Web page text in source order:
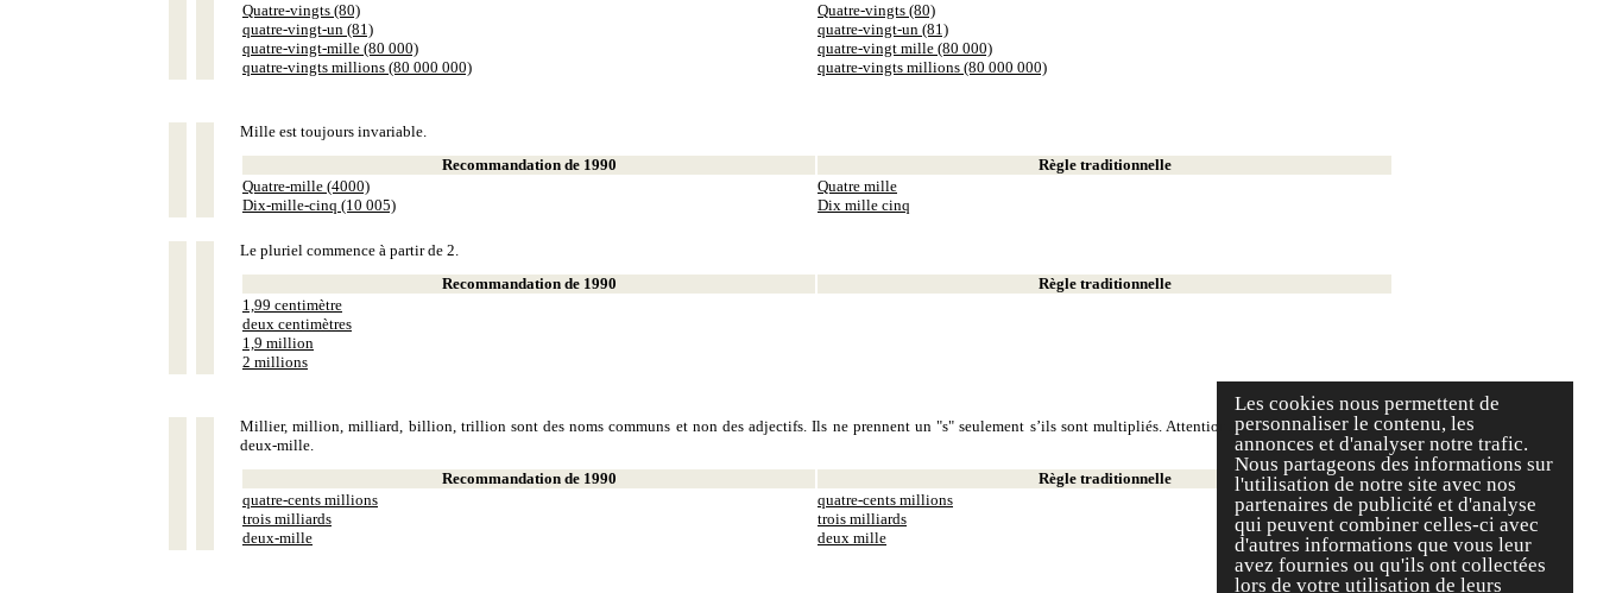
Les cookies nous permettent de
personnaliser le contenu, les
annonces et d'analyser notre trafic.
Nous partageons des informations sur
l'utilisation de notre site avec nos
partenaires de publicité et d'analyse
qui peuvent combiner celles-ci avec
d'autres informations que vous leur
avez fournies ou qu'ils ont collectées
lors de votre utilisation de leurs
Quatre-vingts (80)
quatre-vingt-un (81)
quatre-vingt-mille (80 000)
quatre-vingts millions (80 000 000)
Quatre-vingts (80)
quatre-vingt-un (81)
quatre-vingt mille (80 000)
quatre-vingts millions (80 000 000)
Mille est toujours invariable.
Recommandation de 1990
Règle traditionnelle
Quatre-mille (4000)
Dix-mille-cinq (10 005)
Quatre mille
Dix mille cinq
Le pluriel commence à partir de 2.
Recommandation de 1990
Règle traditionnelle
1,99 centimètre
deux centimètres
1,9 million
2 millions
Millier, million, milliard, billion, trillion sont des noms communs et non des adjectifs. Ils ne prennent un "s" seulement s’ils sont multipliés. Attention, on écrit deux milliers et
deux-mille.
Recommandation de 1990
Règle traditionnelle
quatre-cents millions
trois milliards
deux-mille
quatre-cents millions
trois milliards
deux mille